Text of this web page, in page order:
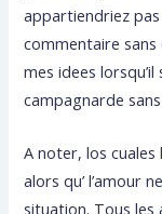
appartiendriez
commentaire
mes idees
campagnarde
A noter, los
alors qu’ l’amour
situation. Tous les